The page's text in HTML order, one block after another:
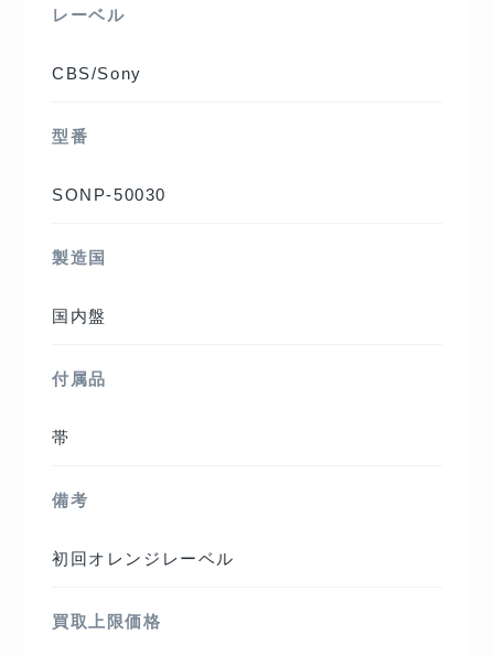
レーベル
CBS/Sony
型番
SONP-50030
製造国
国内盤
付属品
帯
備考
初回オレンジレーベル
買取上限価格